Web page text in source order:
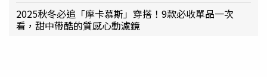
2025秋冬必追「摩卡慕斯」穿搭！9款必收單品一次
看，甜中帶酷的質感心動濾鏡